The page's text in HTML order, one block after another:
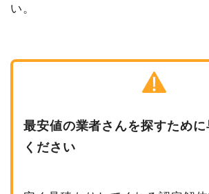
い。
最安値の業者さんを探すため
ください